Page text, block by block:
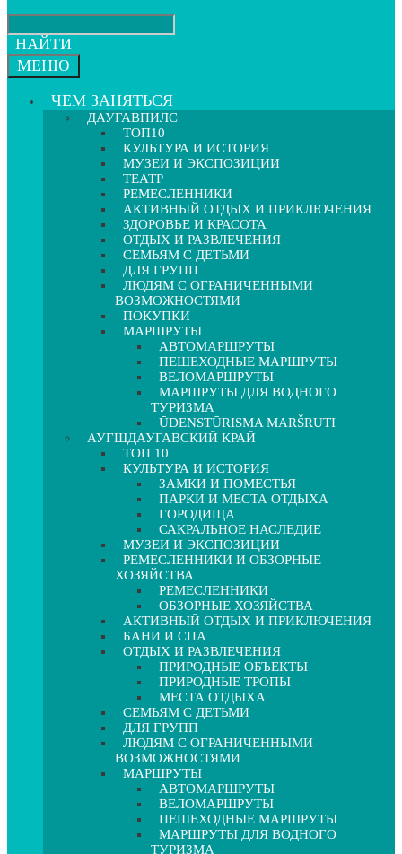
НАЙТИ
МЕНЮ
ЧЕМ ЗАНЯТЬСЯ
ДАУГАВПИЛС
ТОП10
КУЛЬТУРА И ИСТОРИЯ
МУЗЕИ И ЭКСПОЗИЦИИ
ТЕАТР
РЕМЕСЛЕННИКИ
АКТИВНЫЙ ОТДЫХ И ПРИКЛЮЧЕНИЯ
ЗДОРОВЬЕ И КРАСОТА
ОТДЫХ И РАЗВЛЕЧЕНИЯ
СЕМЬЯМ С ДЕТЬМИ
ДЛЯ ГРУПП
ЛЮДЯМ С ОГРАНИЧЕННЫМИ
ВОЗМОЖНОСТЯМИ
ПОКУПКИ
МАРШРУТЫ
АВТОМАРШРУТЫ
ПЕШЕХОДНЫЕ МАРШРУТЫ
ВЕЛОМАРШРУТЫ
МАРШРУТЫ ДЛЯ ВОДНОГО
ТУРИЗМА
ŪDENSTŪRISMA MARŠRUTI
АУГШДАУГАВСКИЙ КРАЙ
ТОП 10
КУЛЬТУРА И ИСТОРИЯ
ЗАМКИ И ПОМЕСТЬЯ
ПАРКИ И МЕСТА ОТДЫХА
ГОРОДИЩА
САКРАЛЬНОЕ НАСЛЕДИЕ
МУЗЕИ И ЭКСПОЗИЦИИ
РЕМЕСЛЕННИКИ И ОБЗОРНЫЕ
ХОЗЯЙСТВА
РЕМЕСЛЕННИКИ
ОБЗОРНЫЕ ХОЗЯЙСТВА
АКТИВНЫЙ ОТДЫХ И ПРИКЛЮЧЕНИЯ
БАНИ И СПА
ОТДЫХ И РАЗВЛЕЧЕНИЯ
ПРИРОДНЫЕ ОБЪЕКТЫ
ПРИРОДНЫЕ ТРОПЫ
МЕСТА ОТДЫХА
СЕМЬЯМ С ДЕТЬМИ
ДЛЯ ГРУПП
ЛЮДЯМ С ОГРАНИЧЕННЫМИ
ВОЗМОЖНОСТЯМИ
МАРШРУТЫ
АВТОМАРШРУТЫ
ВЕЛОМАРШРУТЫ
ПЕШЕХОДНЫЕ МАРШРУТЫ
МАРШРУТЫ ДЛЯ ВОДНОГО
ТУРИЗМА